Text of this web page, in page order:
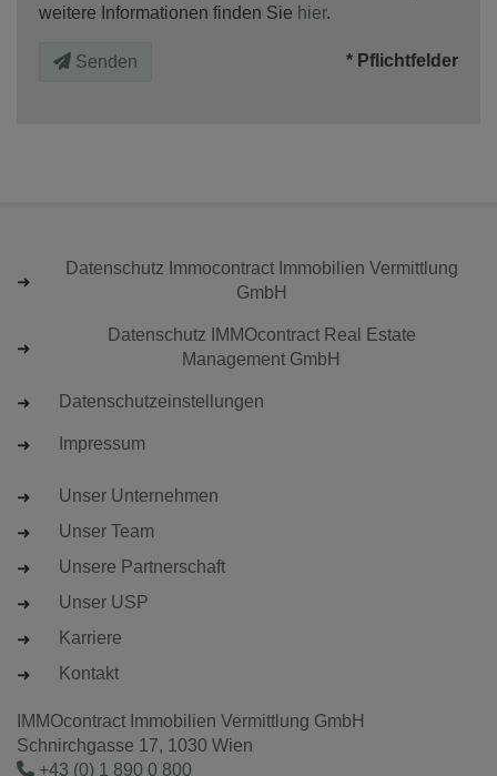
weitere Informationen finden Sie hier.
Senden * Pflichtfelder
Datenschutz Immocontract Immobilien Vermittlung
GmbH
Datenschutz IMMOcontract Real Estate
Management GmbH
Datenschutzeinstellungen
Impressum
Unser Unternehmen
Unser Team
Unsere Partnerschaft
Unser USP
Karriere
Kontakt
IMMOcontract Immobilien Vermittlung GmbH
Schnirchgasse 17, 1030 Wien
+43 (0) 1 890 0 800